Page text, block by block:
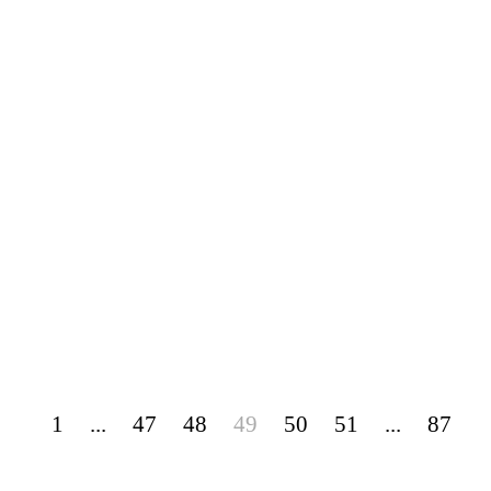
1 ... 47 48 49 50 51 ... 87